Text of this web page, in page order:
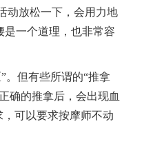
动放松一下，会用力地
是一个道理，也非常容
。但有些所谓的“推拿
确的推拿后，会出现血
可以要求按摩师不动